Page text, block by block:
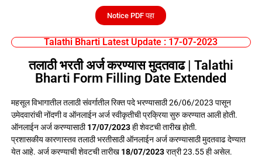
Notice PDF पहा
Talathi Bharti Latest Update : 17-07-2023
तलाठी भरती अर्ज करण्यास मुदतवाढ | Talathi
Bharti Form Filling Date Extended
महसूल विभागातील तलाठी संवर्गातील रिक्त पदे भरण्यासाठी 26/06/2023 पासून
उमेदवारांची नोंदणी व ऑनलाईन अर्ज स्वीकृतीची प्रक्रिया सुरु करण्यात आली होती.
ऑनलाईन अर्ज करण्यासाठी17/07/2023ही शेवटची तारीख होती.
प्रशासकीय कारणास्तव तलाठी भरतीसाठी ऑनलाईन अर्ज करण्यासाठी मुदतवाढ देण्यात
येत आहे. अर्ज करण्याची शेवटची तारीख 18/07/2023रात्री 23.55 ही असेल.